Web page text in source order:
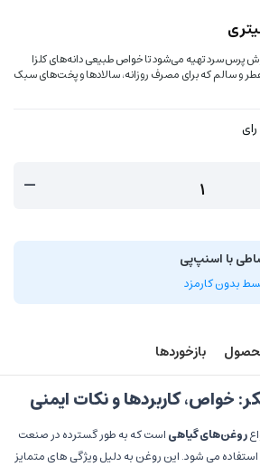
پرس سرد تهیه می‌شود تا خواص طبیعی دانه‌های کلزا
و سالم که برای مصرف روزانه، سالادها و پخت‌های سبک
رای
با اسنپ‌پی
بدون کارمزد
بازخوردها
خواص، کاربردها و نکات ایمنی
روغن‌های گیاهیاست که به طور گسترده در صنعت
استفاده می شود. این روغن به دلیل ویژگی های متمایز